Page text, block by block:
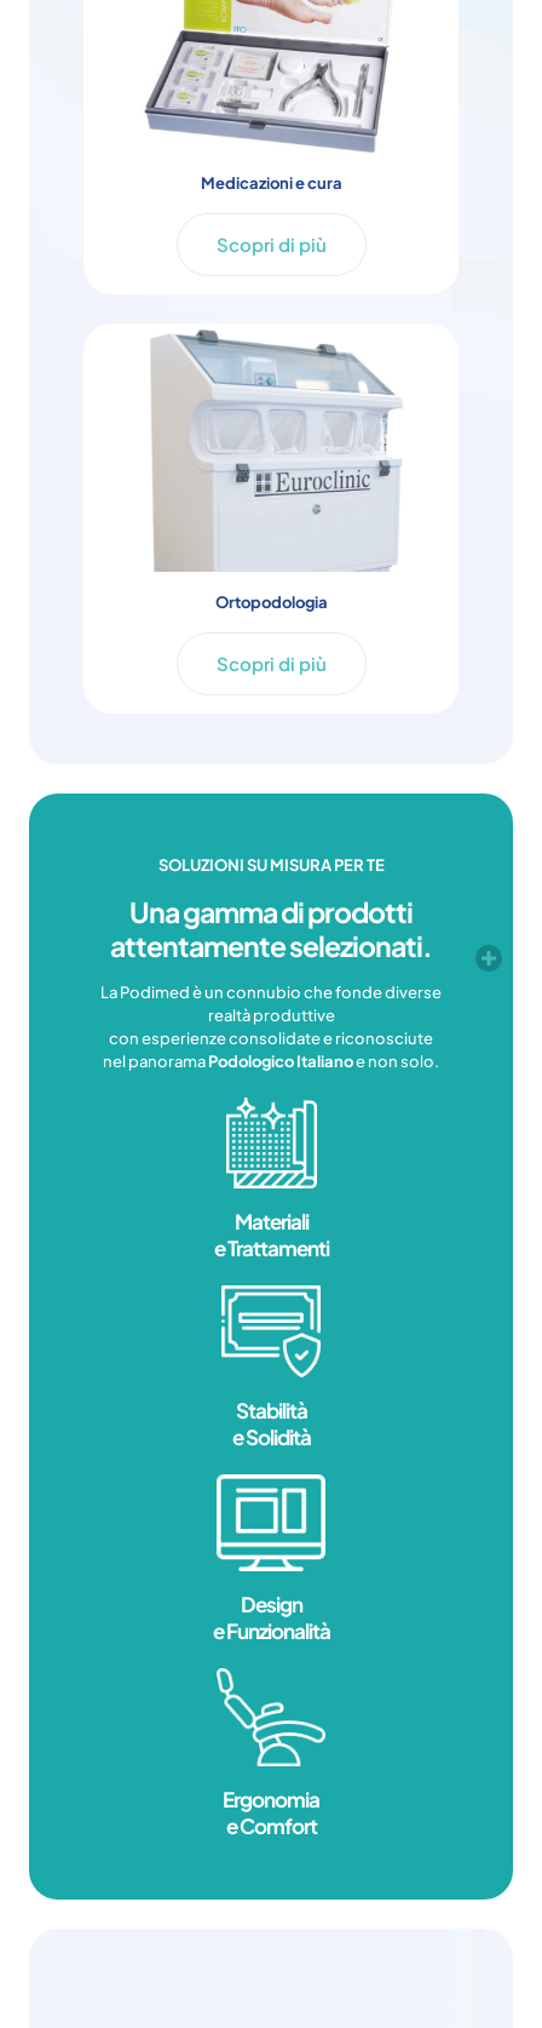
Medicazioni e cura
Scopri di più
Ortopodologia
Scopri di più
SOLUZIONI SU MISURA PER TE
Una gamma di prodotti
attentamente selezionati.
La Podimed è un connubio che fonde diverse
realtà produttive
con esperienze consolidate e riconosciute
nel panoramaPodologico Italianoe non solo.
Materiali
e Trattamenti
Stabilità
e Solidità
Design
e Funzionalità
Ergonomia
e Comfort